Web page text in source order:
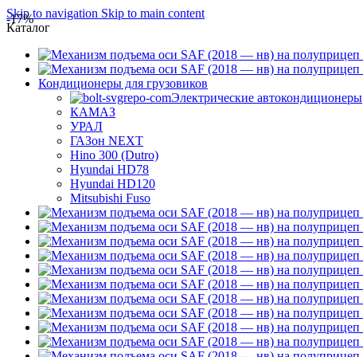
Skip to navigation Skip to main content
Каталог
Кондиционеры для грузовиков
Электрические автокондиционеры
КАМАЗ
УРАЛ
ГАЗон NEXT
Hino 300 (Dutro)
Hyundai HD78
Hyundai HD120
Mitsubishi Fuso
-17%